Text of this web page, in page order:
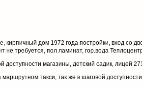
кирпичный дом 1972 года постройки, вход со
не требуется, пол ламинат, гор.вода
доступности магазины, детский садик, лицей
такси, так же в шаговой